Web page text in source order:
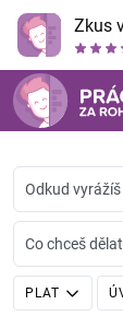
Zkus
Odkud
Co chceš
PLAT